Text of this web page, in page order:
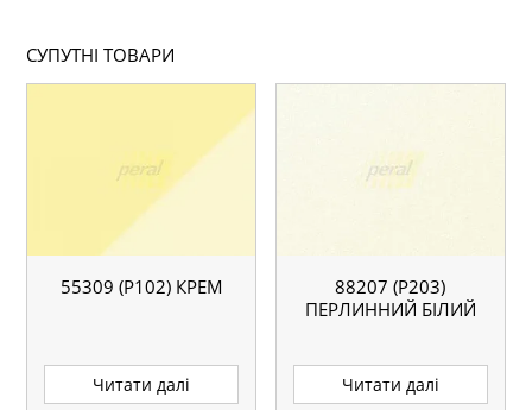
СУПУТНІ ТОВАРИ
55309 (P102) КРЕМ
Читати далі
88207 (P203)
ПЕРЛИННИЙ БІЛИЙ
Читати далі